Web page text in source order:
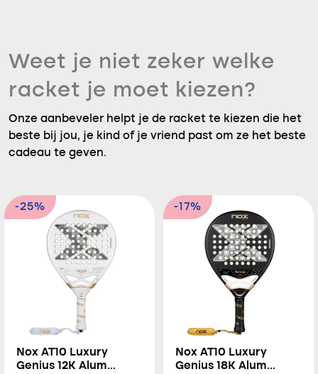
Weet je niet zeker welke
racket je moet kiezen?
Onze aanbeveler helpt je de racket te kiezen die het
beste bij jou, je kind of je vriend past om ze het beste
cadeau te geven.
-25%
Nox AT10 Luxury
Genius 12K Alum
-17%
Nox AT10 Luxury
Genius 18K Alum